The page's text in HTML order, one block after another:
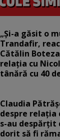
„Și-a găsit o
Trandafir,
Cătălin
relația cu
tânără cu 40
Claudia
despre relația
s-au despărțit
dorit să fi